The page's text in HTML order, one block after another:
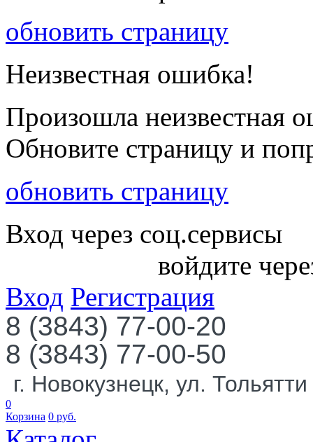
обновить страницу
Неизвестная ошибка!
Произошла неизвестная
Обновите страницу и
обновить страницу
Вход через соц.сервисы
войдите
Вход Регистрация
8 (3843) 77-00-20
8 (3843) 77-00-50
г. Новокузнецк, ул.
0
Корзина 0 руб.